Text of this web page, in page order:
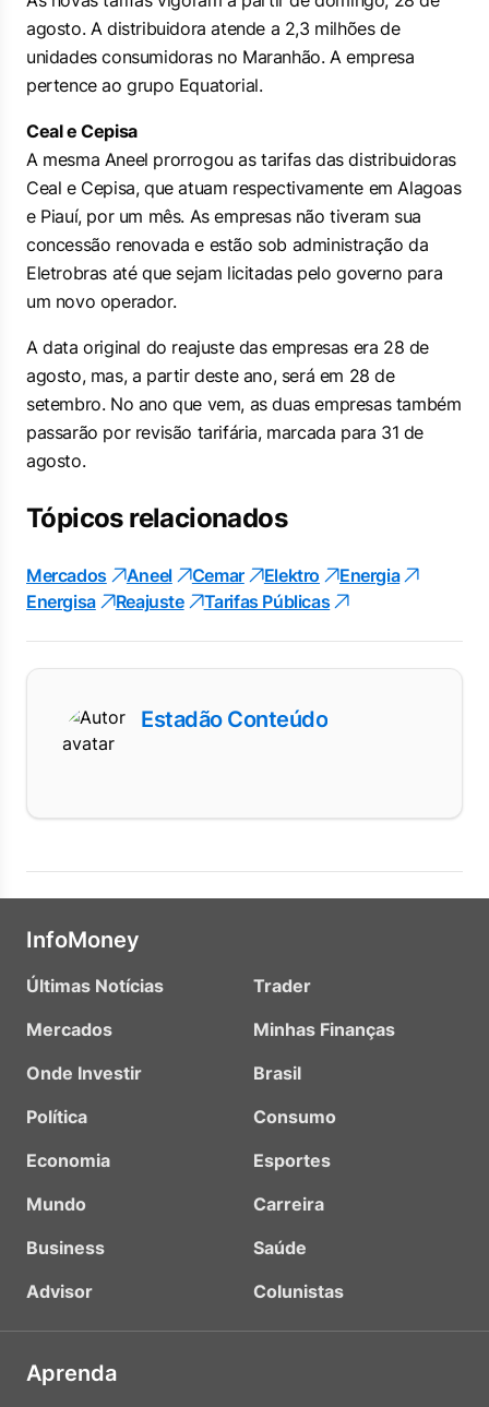
agosto. A distribuidora atende a 2,3 milhões de
unidades consumidoras no Maranhão. A empresa
pertence ao grupo Equatorial.
Ceal e Cepisa
A mesma Aneel prorrogou as tarifas das distribuidoras
Ceal e Cepisa, que atuam respectivamente em Alagoas
e Piauí, por um mês. As empresas não tiveram sua
concessão renovada e estão sob administração da
Eletrobras até que sejam licitadas pelo governo para
um novo operador.
A data original do reajuste das empresas era 28 de
agosto, mas, a partir deste ano, será em 28 de
setembro. No ano que vem, as duas empresas também
passarão por revisão tarifária, marcada para 31 de
agosto.
Tópicos relacionados
Mercados Aneel Cemar Elektro
Energia
Energisa
Reajuste Tarifas Públicas
Estadão Conteúdo
InfoMoney
Últimas Notícias
Mercados
Onde Investir
Política
Economia
Mundo
Business
Advisor
Trader
Minhas Finanças
Brasil
Consumo
Esportes
Carreira
Saúde
Colunistas
Aprenda